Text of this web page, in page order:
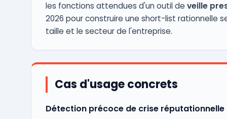
les fonctions attendues d'un outil de veille
2026 pour construire une short-list rationnelle
taille et le secteur de l'entreprise.
Cas d'usage concrets
Détection précoce de crise réputationnelle